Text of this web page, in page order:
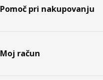
Pomoč pri nakupovanju
Moj račun